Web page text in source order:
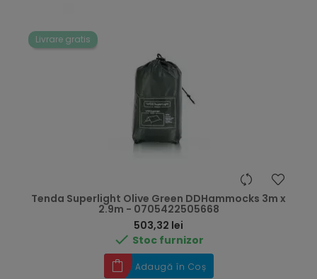
Livrare gratis
Tenda Superlight Olive Green DDHammocks 3m x
2.9m - 0705422505668
503,32 lei
 Stoc furnizor
Adaugă în Coș